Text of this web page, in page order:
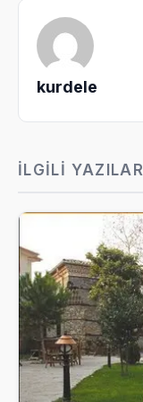
kurdele
İLGILI YAZILAR